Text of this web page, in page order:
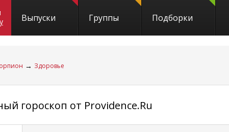
Выпуски Группы Подборки
→ Здоровье
гороскоп от Providence.Ru